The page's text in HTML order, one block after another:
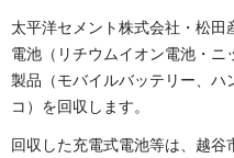
太平洋セメント株式会社・松
電池（リチウムイオン電池・
製品（モバイルバッテリー、
コ）を回収します。
回収した充電式電池等は、越谷